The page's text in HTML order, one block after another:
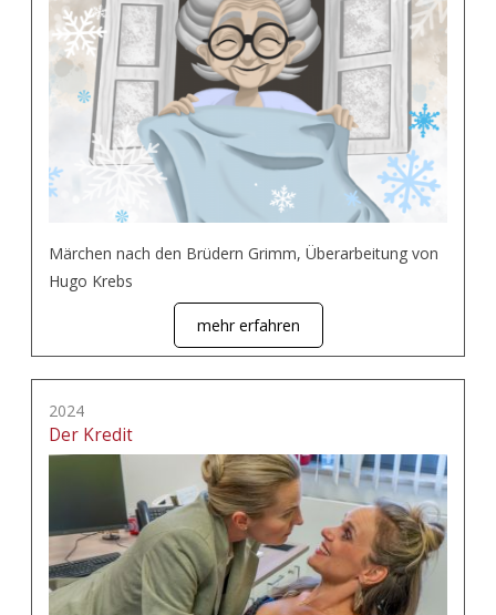
Märchen nach den Brüdern Grimm, Überarbeitung von
Hugo Krebs
mehr erfahren
2024
Der Kredit